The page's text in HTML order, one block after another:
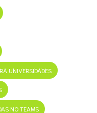
UNIVERSIDADES
NO TEAMS